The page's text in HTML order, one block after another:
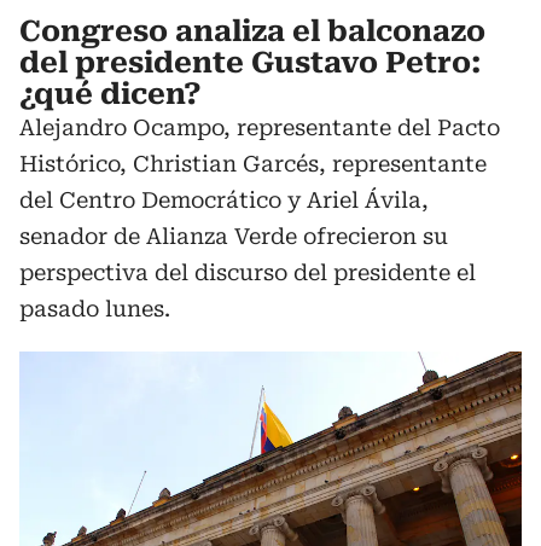
Congreso analiza el balconazo
del presidente Gustavo Petro:
¿qué dicen?
Alejandro Ocampo, representante del Pacto
Histórico, Christian Garcés, representante
del Centro Democrático y Ariel Ávila,
senador de Alianza Verde ofrecieron su
perspectiva del discurso del presidente el
pasado lunes.